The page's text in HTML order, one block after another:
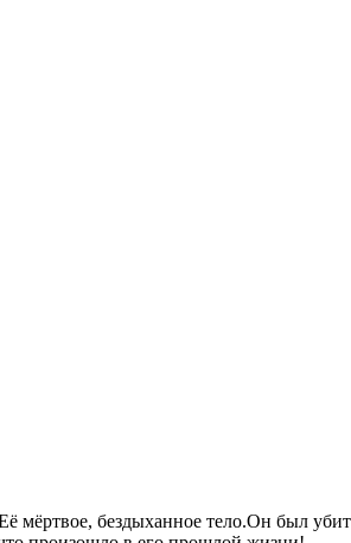
бездыханное тело.Он был